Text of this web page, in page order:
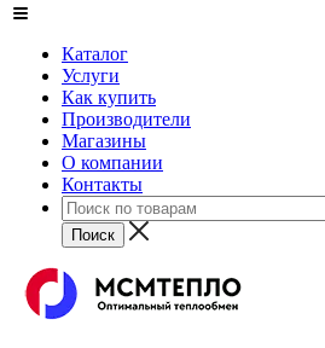
Каталог
Услуги
Как купить
Производители
Магазины
О компании
Контакты